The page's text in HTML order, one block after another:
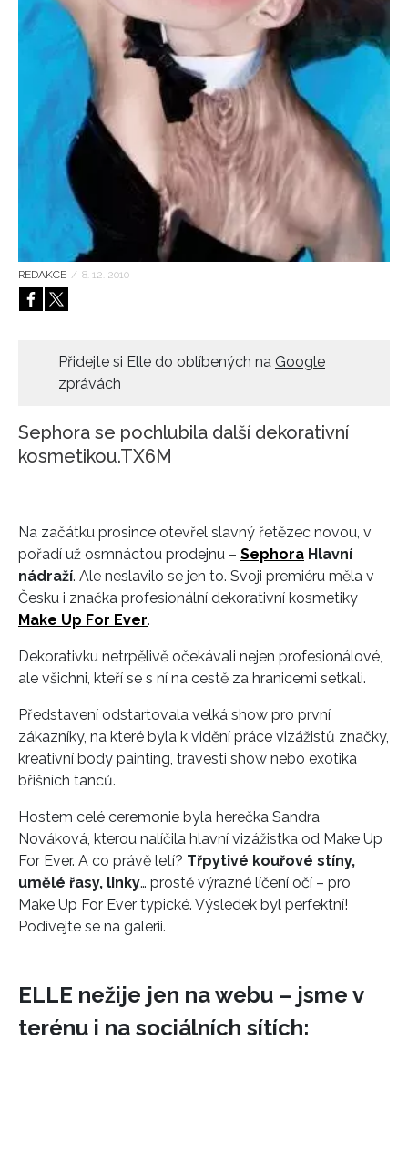
REDAKCE / 8. 12. 2010
Přidejte si Elle do oblíbených na Google
zprávách
Sephora se pochlubila další dekorativní
kosmetikou.TX6M
Na začátku prosince otevřel slavný řetězec novou, v
pořadí už osmnáctou prodejnu – Sephora Hlavní
nádraží. Ale neslavilo se jen to. Svoji premiéru měla v
Česku i značka profesionální dekorativní kosmetiky
Make Up For Ever.
Dekorativku netrpělivě očekávali nejen profesionálové,
ale všichni, kteří se s ní na cestě za hranicemi setkali.
Představení odstartovala velká show pro první
zákazníky, na které byla k vidění práce vizážistů značky,
kreativní body painting, travesti show nebo exotika
břišních tanců.
Hostem celé ceremonie byla herečka Sandra
Nováková, kterou nalíčila hlavní vizážistka od Make Up
For Ever. A co právě letí? Třpytivé kouřové stíny,
umělé řasy, linky… prostě výrazné líčení očí – pro
Make Up For Ever typické. Výsledek byl perfektní!
Podívejte se na galerii.
ELLE nežije jen na webu – jsme v
terénu i na sociálních sítích: